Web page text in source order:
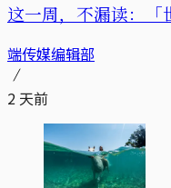
这一周，不漏读：「
端传媒编辑部
2 天前